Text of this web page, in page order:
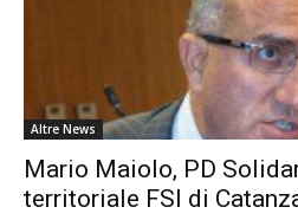
Altre News
Mario Maiolo, PD
territoriale FSI di